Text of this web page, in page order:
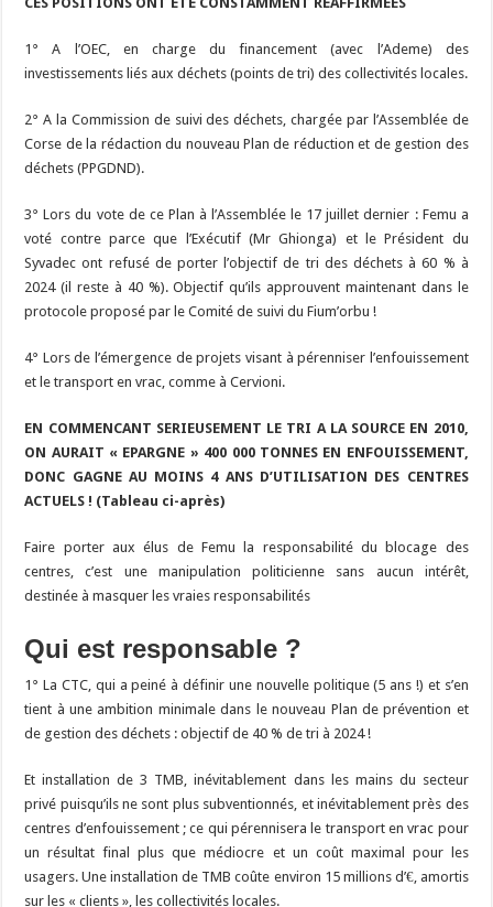
1° A l’OEC, en charge du financement (avec l’Ademe) des
investissements liés aux déchets (points de tri) des collectivités locales.
2° A la Commission de suivi des déchets, chargée par l’Assemblée de
Corse de la rédaction du nouveau Plan de réduction et de gestion des
déchets (PPGDND).
3° Lors du vote de ce Plan à l’Assemblée le 17 juillet dernier : Femu a
voté contre parce que l’Exécutif (Mr Ghionga) et le Président du
Syvadec ont refusé de porter l’objectif de tri des déchets à 60 % à
2024 (il reste à 40 %). Objectif qu’ils approuvent maintenant dans le
protocole proposé par le Comité de suivi du Fium’orbu !
4° Lors de l’émergence de projets visant à pérenniser l’enfouissement
et le transport en vrac, comme à Cervioni.
EN COMMENCANT SERIEUSEMENT LE TRI A LA SOURCE EN 2010,
ON AURAIT « EPARGNE » 400 000 TONNES EN ENFOUISSEMENT,
DONC GAGNE AU MOINS 4 ANS D’UTILISATION DES CENTRES
ACTUELS ! (Tableau ci-après)
Faire porter aux élus de Femu la responsabilité du blocage des
centres, c’est une manipulation politicienne sans aucun intérêt,
destinée à masquer les vraies responsabilités
Qui est responsable ?
1° La CTC, qui a peiné à définir une nouvelle politique (5 ans !) et s’en
tient à une ambition minimale dans le nouveau Plan de prévention et
de gestion des déchets : objectif de 40 % de tri à 2024 !
Et installation de 3 TMB, inévitablement dans les mains du secteur
privé puisqu’ils ne sont plus subventionnés, et inévitablement près des
centres d’enfouissement ; ce qui pérennisera le transport en vrac pour
un résultat final plus que médiocre et un coût maximal pour les
usagers. Une installation de TMB coûte environ 15 millions d’€, amortis
sur les « clients », les collectivités locales.